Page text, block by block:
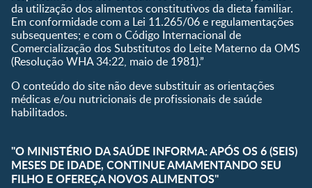
da utilização dos alimentos constitutivos da dieta familiar.
Em conformidade com a Lei 11.265/06 e regulamentações
subsequentes; e com o Código Internacional de
Comercialização dos Substitutos do Leite Materno da OMS
(Resolução WHA 34:22, maio de 1981).”
O conteúdo do site não deve substituir as orientações
médicas e/ou nutricionais de profissionais de saúde
habilitados.
"O MINISTÉRIO DA SAÚDE INFORMA: APÓS OS 6 (SEIS)
MESES DE IDADE, CONTINUE AMAMENTANDO SEU
FILHO E OFEREÇA NOVOS ALIMENTOS"